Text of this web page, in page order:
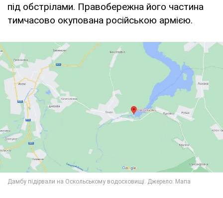
під обстрілами. Правобережна його частина
тимчасово окупована російською армією.